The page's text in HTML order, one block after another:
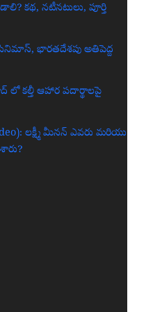
కథ, నటీనటులు, పూర్తి
సినిమాస్, భారతదేశపు అతిపెద్ద
లో కల్తీ ఆహార పదార్థాలపై
లక్ష్మీ మీనన్ ఎవరు మరియు